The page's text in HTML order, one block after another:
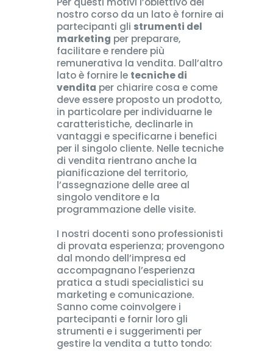
nostro corso da un lato è fornire ai
partecipanti gli strumenti del
marketing per preparare,
facilitare e rendere più
remunerativa la vendita. Dall’altro
lato è fornire le tecniche di
vendita per chiarire cosa e come
deve essere proposto un prodotto,
in particolare per individuarne le
caratteristiche, declinarle in
vantaggi e specificarne i benefici
per il singolo cliente. Nelle tecniche
di vendita rientrano anche la
pianificazione del territorio,
l’assegnazione delle aree al
singolo venditore e la
programmazione delle visite.
I nostri docenti sono professionisti
di provata esperienza; provengono
dal mondo dell’impresa ed
accompagnano l’esperienza
pratica a studi specialistici su
marketing e comunicazione.
Sanno come coinvolgere i
partecipanti e fornir loro gli
strumenti e i suggerimenti per
gestire la vendita a tutto tondo: